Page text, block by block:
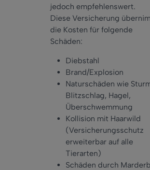
jedoch empfehlenswert.
Diese Versicherung
die Kosten für folgende
Schäden:
Diebstahl
Brand/Explosion
Naturschäden wie
Blitzschlag, Hagel,
Überschwemmung
Kollision mit Haarwild
(Versicherungsschutz
erweiterbar auf alle
Tierarten)
Schäden durch